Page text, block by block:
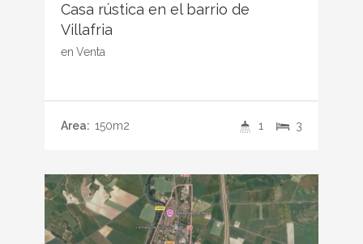
Casa rústica en el barrio de
Villafria
en Venta
Area: 150m2 3
1